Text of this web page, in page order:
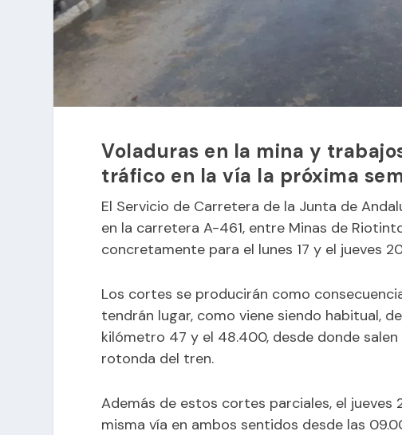
Voladuras en la mina y
tráfico en la vía la próxima
El Servicio de Carretera de la Junta de
en la carretera A-461, entre Minas de
concretamente para el lunes 17 y el jueves
Los cortes se producirán como
tendrán lugar, como viene siendo habitual,
kilómetro 47 y el 48.400, desde donde
rotonda del tren.
Además de estos cortes parciales, el
misma vía en ambos sentidos desde las